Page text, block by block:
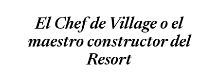
El Chef de Village o el
maestro constructor del
Resort